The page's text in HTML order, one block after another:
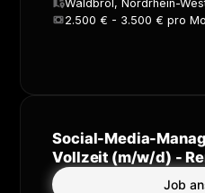
Waldbröl, Nordrhein-
2.500 € - 3.500 € pro
Social-Media-
Vollzeit (m/w/d) -
Job